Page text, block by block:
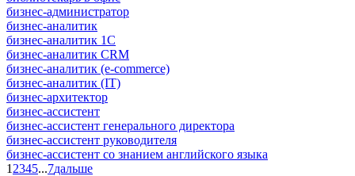
бизнес-администратор
бизнес-аналитик
бизнес-аналитик 1С
бизнес-аналитик CRM
бизнес-аналитик (e-commerce)
бизнес-аналитик (IT)
бизнес-архитектор
бизнес-ассистент
бизнес-ассистент генерального директора
бизнес-ассистент руководителя
бизнес-ассистент со знанием английского языка
1 2345...7дальше